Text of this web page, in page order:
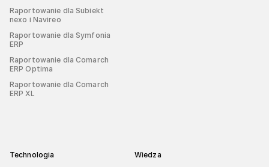
Raportowanie dla Subiekt
nexo i Navireo
Raportowanie dla Symfonia
ERP
Raportowanie dla Comarch
ERP Optima
Raportowanie dla Comarch
ERP XL
Technologia
Wiedza